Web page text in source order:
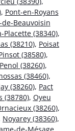
, Pont-en-Royans
de-Beauvoisin
Placette (38340),
(38210), Poisat
(38580),
Penol (38260),
(38460),
(38260), Pact
(38780), Oyeu
(38260),
Noyarey (38360),